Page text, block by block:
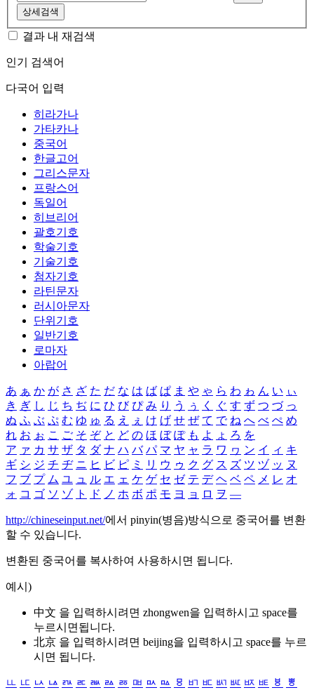
상세검색
결과 내 재검색
인기 검색어
다국어 입력
히라가나
가타카나
중국어
한글고어
그리스문자
프랑스어
독일어
히브리어
괄호기호
학술기호
기술기호
첨자기호
라틴문자
러시아문자
단위기호
일반기호
로마자
아랍어
あ ぁ か が さ ざ た だ な は ば ぱ ま や ゃ ら わ ゎ ん い ぃ
き ぎ し じ ち ぢ に ひ び ぴ み り う ぅ く ぐ す ず つ づ っ
ぬ ふ ぶ ぷ む ゆ ゅ る え ぇ け げ せ ぜ て で ね へ べ ぺ め
れ お ぉ こ ご そ ぞ と ど の ほ ぼ ぽ も よ ょ ろ を
ア ァ カ サ ザ タ ダ ナ ハ バ パ マ ヤ ャ ラ ワ ヮ ン イ ィ キ
ギ シ ジ チ ヂ ニ ヒ ビ ピ ミ リ ウ ゥ ク グ ス ズ ツ ヅ ッ ヌ
フ ブ プ ム ユ ュ ル エ ェ ケ ゲ セ ゼ テ デ ヘ ベ ペ メ レ オ
ォ コ ゴ ソ ゾ ト ド ノ ホ ボ ポ モ ヨ ョ ロ ヲ ―
http://chineseinput.net/에서 pinyin(병음)방식으로 중국어를 변환
할 수 있습니다.
변환된 중국어를 복사하여 사용하시면 됩니다.
예시)
中文 을 입력하시려면 zhongwen을 입력하시고 space를
누르시면됩니다.
北京 을 입력하시려면 beijing을 입력하시고 space를 누르
시면 됩니다.
ㅥ ㅦ ㅧ ㅨ ㅩ ㅪ ㅫ ㅬ ㅭ ㅮ ㅯ ㅰ ㅱ ㅲ ㅳ ㅴ ㅵ ㅶ ㅷ ㅸ
ㅹ